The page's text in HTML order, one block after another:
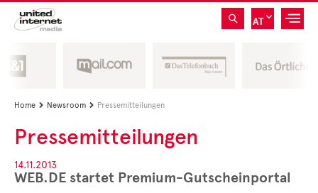
AT
Home  Newsroom  Pressemitteilungen
Pressemitteilungen
14.11.2013
WEB.DE startet Premium-Gutscheinportal